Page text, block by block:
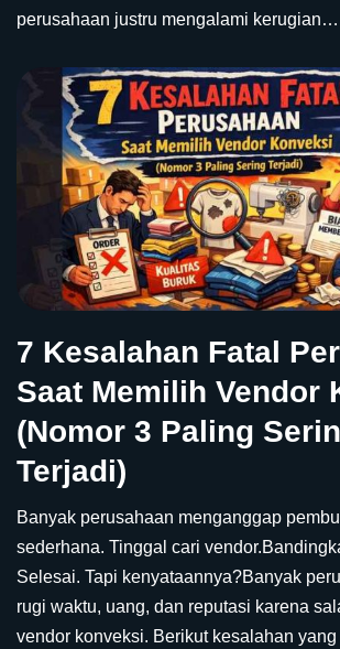
perusahaan justru mengalami kerugian…
7 Kesalahan Fatal
Saat Memilih Vendor
(Nomor 3 Paling
Terjadi)
Banyak perusahaan menganggap
sederhana. Tinggal cari
Selesai. Tapi kenyataannya?Banyak
rugi waktu, uang, dan reputasi karena
vendor konveksi. Berikut kesalahan